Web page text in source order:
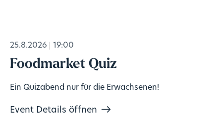
25.8.2026 19:00
Foodmarket Quiz
Ein Quizabend nur für die Erwachsenen!
Event Details öffnen